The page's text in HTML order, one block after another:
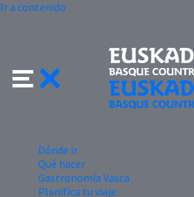
Ir a contenido
Dónde ir
Qué hacer
Gastronomía Vasca
Planifica tu viaje